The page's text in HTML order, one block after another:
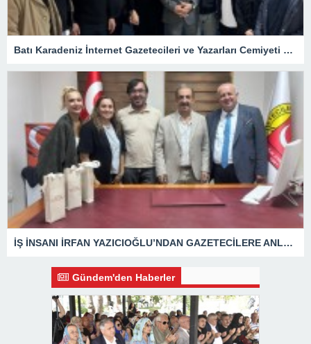
Batı Karadeniz İnternet Gazetecileri ve Yazarları Cemiyeti 24 Temmuz Basın Bayramını kutladı.
İŞ İNSANI İRFAN YAZICIOĞLU’NDAN GAZETECİLERE ANLAMLI ZİYARET
Gündem'den Haberler